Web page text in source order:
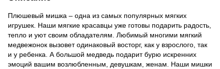
Плюшевый мишка – одна из самых популярных мягких
игрушек. Наши мягкие красавцы уже готовы подарить радость,
тепло и уют своим обладателям. Любимый многими мягкий
медвежонок вызовет одинаковый восторг, как у взрослого, так
и у ребенка. А большой медведь подарит бурю искренних
эмоций вашим возлюбленным, девушкам, женам. Наши мишки